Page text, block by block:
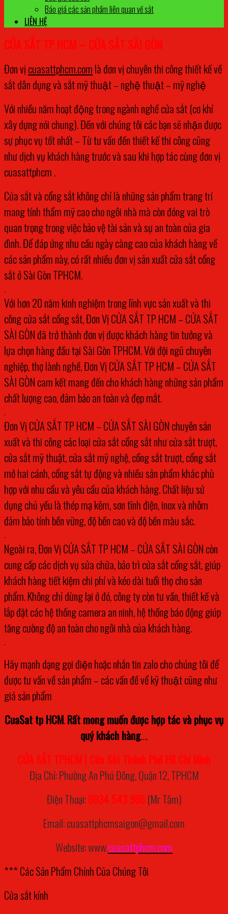
Báo giá các sản phẩm liên quan về sắt
LIÊN HỆ
CỬA SẮT TP HCM – CỬA SẮT SÀI GÒN
Đơn vịcuasattphcm.comlà đơn vị chuyên thi công thiết kế về
sắt dân dụng và sắt mỹ thuật – nghệ thuật – mỹ nghệ
Với nhiều năm hoạt động trong ngành nghề cửa sắt (cơ khí
xây dựng nói chung). Đến với chúng tôi các bạn sẽ nhận được
sự phục vụ tốt nhất – Từ tư vấn đến thiết kế thi công cũng
như dịch vụ khách hàng trước và sau khi hợp tác cùng đơn vị
cuasattphcm .
Cửa sắt và cổng sắt không chỉ là những sản phẩm trang trí
mang tính thẩm mỹ cao cho ngôi nhà mà còn đóng vai trò
quan trọng trong việc bảo vệ tài sản và sự an toàn của gia
đình. Để đáp ứng nhu cầu ngày càng cao của khách hàng về
các sản phẩm này, có rất nhiều đơn vị sản xuất cửa sắt cổng
sắt ở Sài Gòn TPHCM.
.
Với hơn 20 năm kinh nghiệm trong lĩnh vực sản xuất và thi
công cửa sắt cổng sắt, Đơn Vị CỬA SẮT TP HCM – CỬA SẮT
SÀI GÒN đã trở thành đơn vị được khách hàng tin tưởng và
lựa chọn hàng đầu tại Sài Gòn TPHCM. Với đội ngũ chuyên
nghiệp, thợ lành nghề, Đơn Vị CỬA SẮT TP HCM – CỬA SẮT
SÀI GÒN cam kết mang đến cho khách hàng những sản phẩm
chất lượng cao, đảm bảo an toàn và đẹp mắt.
.
Đơn Vị CỬA SẮT TP HCM – CỬA SẮT SÀI GÒN chuyên sản
xuất và thi công các loại cửa sắt cổng sắt như cửa sắt trượt,
cửa sắt mỹ thuật, cửa sắt mỹ nghệ, cổng sắt trượt, cổng sắt
mở hai cánh, cổng sắt tự động và nhiều sản phẩm khác phù
hợp với nhu cầu và yêu cầu của khách hàng. Chất liệu sử
dụng chủ yếu là thép mạ kẽm, sơn tĩnh điện, inox và nhôm
đảm bảo tính bền vững, độ bền cao và độ bền màu sắc.
.
Ngoài ra, Đơn Vị CỬA SẮT TP HCM – CỬA SẮT SÀI GÒN còn
cung cấp các dịch vụ sửa chữa, bảo trì cửa sắt cổng sắt, giúp
khách hàng tiết kiệm chi phí và kéo dài tuổi thọ cho sản
phẩm. Không chỉ dừng lại ở đó, công ty còn tư vấn, thiết kế và
lắp đặt các hệ thống camera an ninh, hệ thống báo động giúp
tăng cường độ an toàn cho ngôi nhà của khách hàng.
.
Hãy mạnh dạng gọi điện hoặc nhắn tin zalo cho chúng tôi để
được tư vấn về sản phẩm – các vấn đề vể kỹ thuật cũng như
giá sản phẩm
CuaSat tp HCM.Rất mong muốn được hợp tác và phục vụ
quý khách hàng….
CỬA SẮT TPHCM | Cửa Sắt Thành Phố Hồ Chí Minh
Địa Chỉ: Phường An Phú Đông, Quận 12, TPHCM
Điện Thoại:0934 543 905(Mr Tâm)
Email: cuasattphcmsaigon@gmail.com
Website: www.cuasattphcm.com
*** Các Sản Phẩm Chính Của Chúng Tôi
Cửa sắt kính